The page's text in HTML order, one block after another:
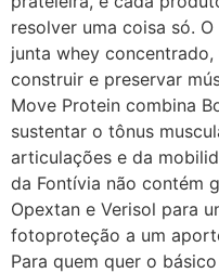
resolver uma coisa só.
junta whey
construir e preservar
Move Protein combina
sustentar o tônus
articulações e da
da Fontívia não contém
Opextan e Verisol para
fotoproteção a um
Para quem quer o